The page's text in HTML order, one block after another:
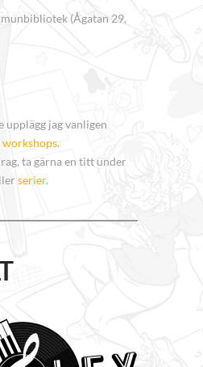
(Ågatan 29,
upplägg jag vanligen
workshops.
ta gärna en titt under
serier.